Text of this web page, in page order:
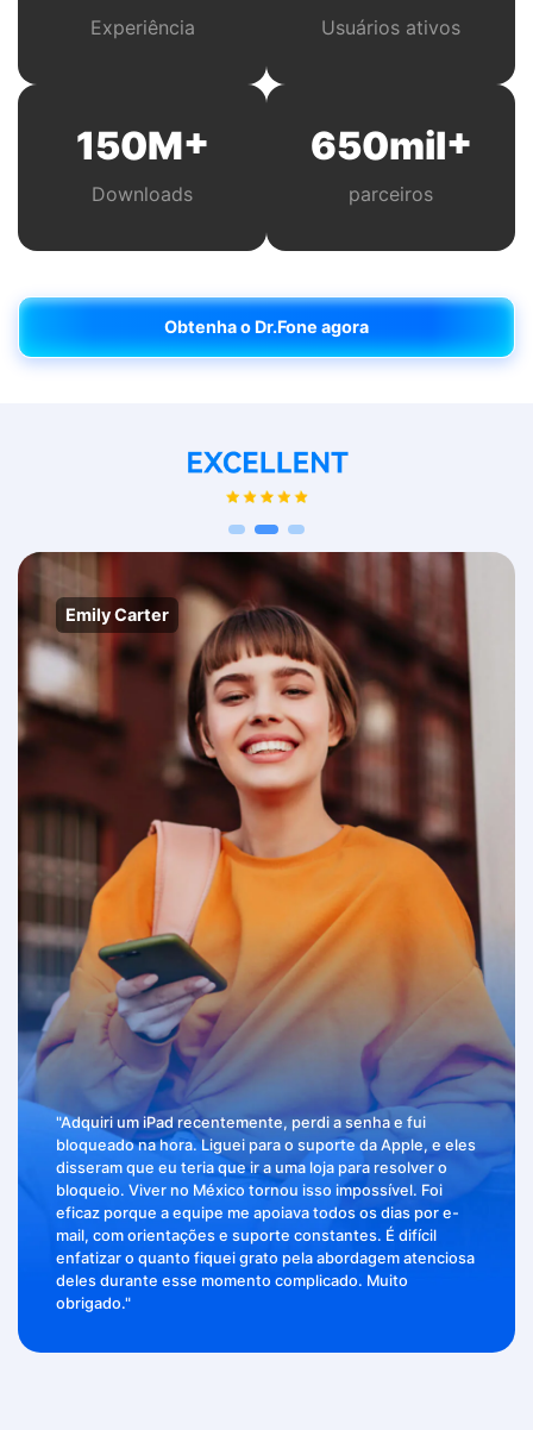
Experiência Usuários ativos
150M+
Downloads
650mil+
parceiros
Obtenha o Dr.Fone agora
Obtenha o Dr.Fone agora
Latoya Mitchell
"Nunca presenciei um time de suporte tão empenhado
em resolver minha questão. Tenho um tablet Samsung
bloqueado há anos e testei diversas ferramentas, porém
nenhuma funcionou. O técnico da Wondershare acessou
meu computador remotamente para desbloquear a tela
do meu tablet Samsung. Consegui encontrar todas as
fotos da minha família intactas. Não posso agradecê-los o
suficiente.”